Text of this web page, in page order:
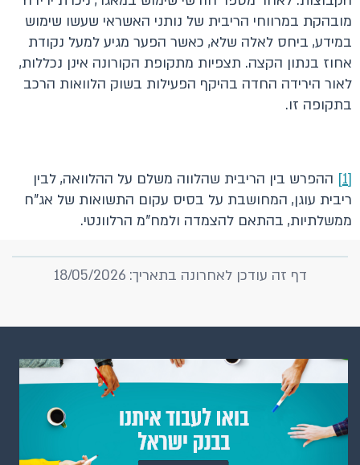
מובהקת במרווחי הריבית של נותני האשראי שעשו שימוש
במידע, ביחס לאלה שלא, כאשר הפער מגיע למעל נקודת
אחוז בנתון הקצה. תצפיות מתקופת הקורונה אינן נכללות,
לאור הירידה החדה בהיקף הפעילות בשוק הלוואות הרכב
בתקופה זו.
[1]
ההפרש בין הריבית שהלווה משלם על ההלוואה, לבין
ריבית עוגן, המחושבת על בסיס עקום התשואות של אג"ח
ממשלתיות, בהתאם להצמדה ולמח"מ הרלוונטי.
דף זה עודכן לאחרונה בתאריך: 18/05/2026